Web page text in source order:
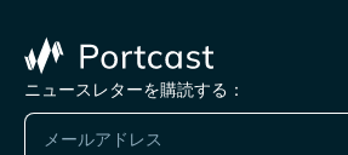
ニュースレターを購読する：